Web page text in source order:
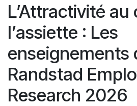
L’Attractivité au
l’assiette : Les
enseignements
Randstad
Research 2026